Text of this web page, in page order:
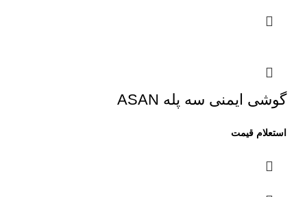
گوشی ایمنی سه پله ASAN